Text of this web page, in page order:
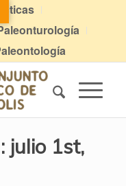
julio 1st,